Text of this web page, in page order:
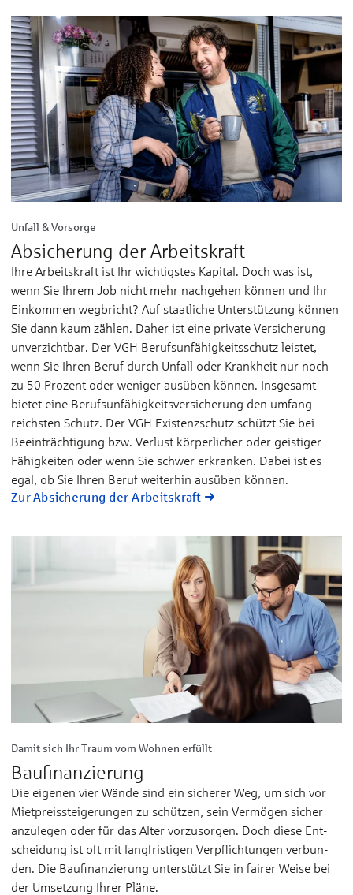
Unfall & Vorsorge
Absicherung der Arbeitskraft
Ihre Arbeits­kraft ist Ihr wichtigstes Kapi­tal. Doch was ist,
wenn Sie Ihrem Job nicht mehr nach­gehen kön­nen und Ihr
Ein­kommen weg­bricht? Auf staat­liche Unter­stüt­zung kön­nen
Sie dann kaum zäh­len. Daher ist eine private Ver­sicherung
un­ver­zicht­bar. Der VGH Berufs­un­fähig­keits­schutz leistet,
wenn Sie Ihren Beruf durch Un­fall oder Krank­heit nur noch
zu 50 Prozent oder weniger aus­üben können. Insge­samt
bietet eine Berufs­unfähigkeits­versicherung den umfang­
reichsten Schutz. Der VGH Existenz­schutz schützt Sie bei
Beein­trächtigung bzw. Ver­lust körper­licher oder gei­stiger
Fähig­keiten oder wenn Sie schwer er­kran­ken. Dabei ist es
egal, ob Sie Ihren Be­ruf weiter­hin aus­üben kön­nen.
Zur Absicherung der Arbeitskraft
Damit sich Ihr Traum vom Wohnen erfüllt
Baufinanzierung
Die eigenen vier Wän­de sind ein si­che­rer Weg, um sich vor
Miet­preis­stei­ge­run­gen zu schüt­zen, sein Ver­mö­gen si­cher
an­zu­le­gen oder für das Al­ter vor­zu­sor­gen. Doch die­se Ent­
schei­dung ist oft mit lang­fris­ti­gen Ver­pflich­tun­gen ver­bun­
den. Die Bau­fi­nan­zie­rung un­ter­stützt Sie in fai­rer Wei­se bei
der Um­set­zung Ih­rer Plä­ne.